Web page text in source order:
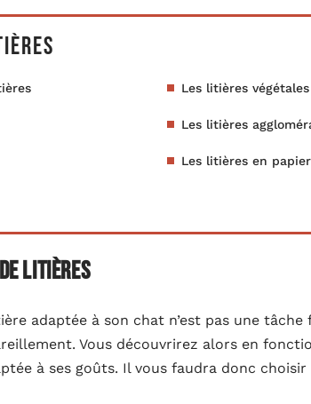
Les litières végétales
Les litières
Les litières en papier
litières
adaptée à son chat n’est pas une
Vous découvrirez alors en
à ses goûts. Il vous faudra donc choisir